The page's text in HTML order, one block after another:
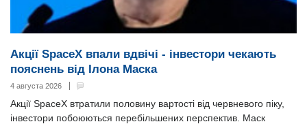
Акції SpaceX впали вдвічі - інвестори чекають
пояснень від Ілона Маска
4 августа 2026
Акції SpaceX втратили половину вартості від червневого піку,
інвестори побоюються перебільшених перспектив. Маск